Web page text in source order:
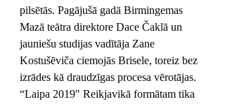
pilsētās. Pagājušā gadā Birmingemas
Mazā teātra direktore Dace Čaklā un
jauniešu studijas vadītāja Zane
Kostušēviča ciemojās Brisele, toreiz bez
izrādes kā draudzīgas procesa vērotājas.
“Laipa 2019" Reikjavikā formātam tika